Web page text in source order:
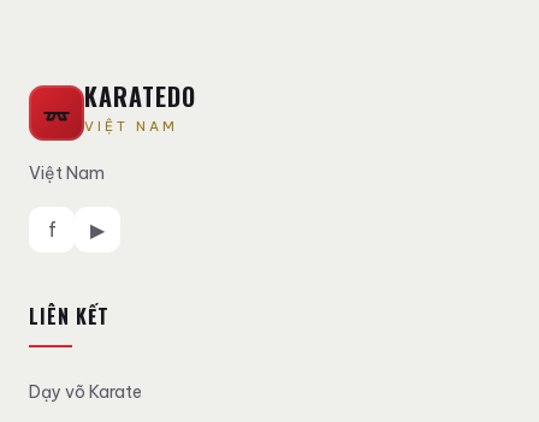
KARATEDO
VIỆT NAM
Việt Nam
f ▶
LIÊN KẾT
Dạy võ Karate